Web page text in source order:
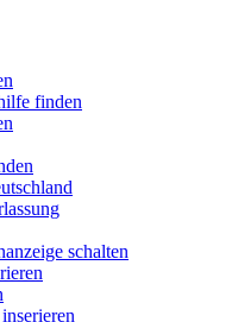
finden
schalten